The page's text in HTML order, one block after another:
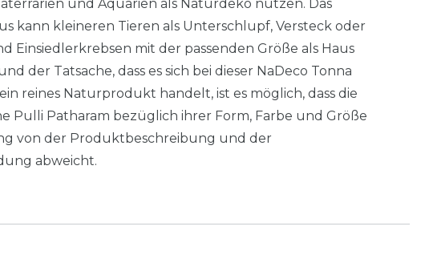
und Aquarien als Naturdeko nutzen. Das
kann kleineren Tieren als Unterschlupf, Versteck oder
Einsiedlerkrebsen mit der passenden Größe als Haus
der Tatsache, dass es sich bei dieser NaDeco Tonna
reines Naturprodukt handelt, ist es möglich, dass die
Pulli Patharam bezüglich ihrer Form, Farbe und Größe
von der Produktbeschreibung und der
abweicht.